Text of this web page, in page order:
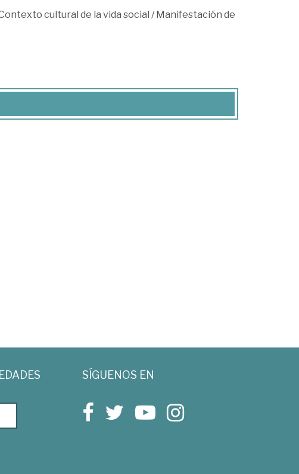
cultural de la vida social /Manifestación de
SÍGUENOS EN